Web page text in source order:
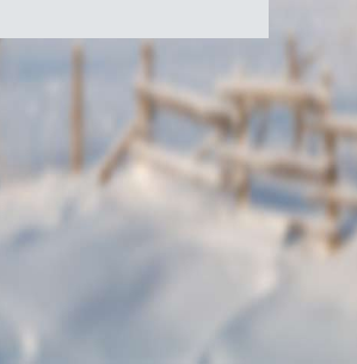
Canada